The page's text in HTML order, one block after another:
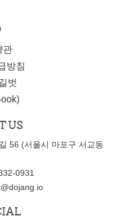
관
방침
벗
US
56 (서울시 마포구 서교동
0931